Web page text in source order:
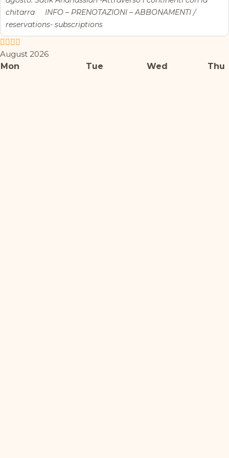
chitarra INFO – PRENOTAZIONI – ABBONAMENTI /
reservations- subscriptions
August 2026
Mon
Tue Wed Thu